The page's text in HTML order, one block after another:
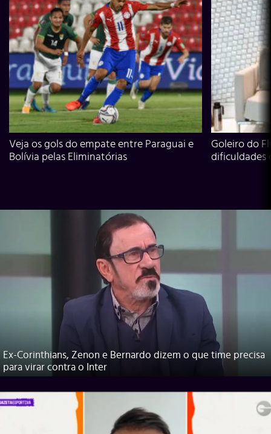
Veja os gols do empate entre Paraguai e
Bolívia pelas Eliminatórias
Goleiro do
dificuldades
Ex-Corinthians, Zenon e Bernardo dizem o que time precisa
para virar contra o Inter